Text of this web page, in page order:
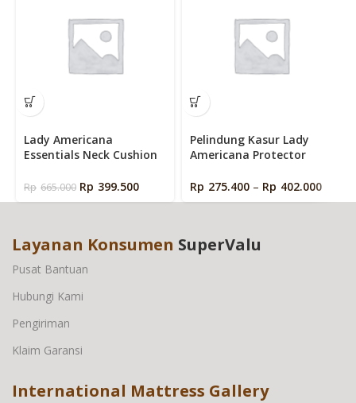
Lady Americana
Essentials Neck Cushion
Rp 665.000 Rp 399.500
Pelindung Kasur Lady
Americana Protector
protector )
Rp 275.400– Rp 402.000
Layanan Konsumen SuperValu
Pusat Bantuan
Hubungi Kami
Pengiriman
Klaim Garansi
International Mattress Gallery